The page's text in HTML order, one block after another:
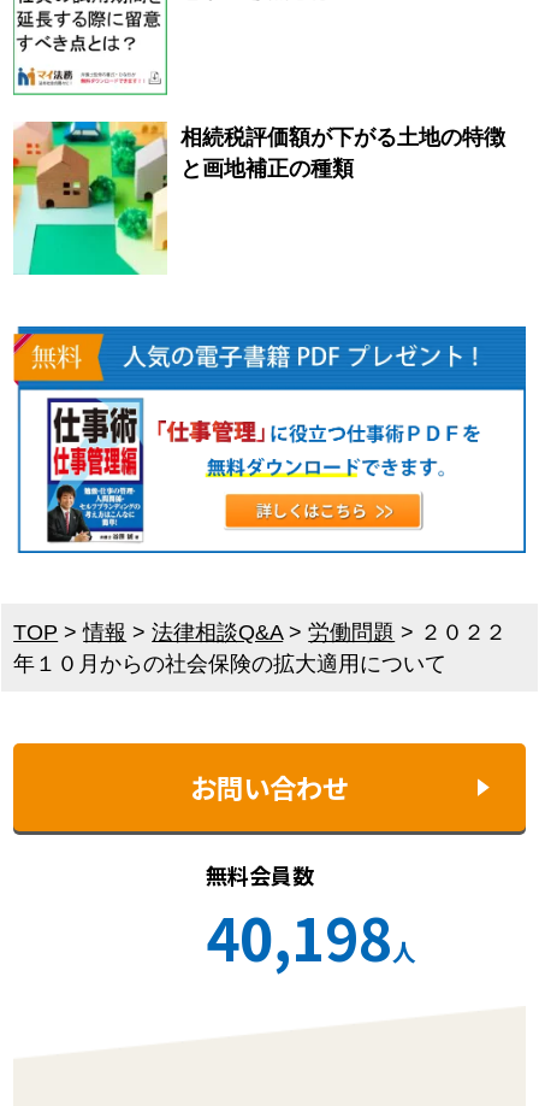
相続税評価額が下がる土地の特徴
と画地補正の種類
TOP >情報 >法律相談Q&A>労働問題 > ２０２２
年１０月からの社会保険の拡大適用について
お問い合わせ
無料会員数
40,198人